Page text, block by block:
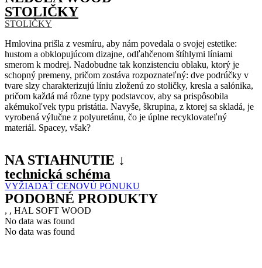
STOLIČKY
STOLIČKY
Hmlovina prišla z vesmíru, aby nám povedala o svojej estetike:
hustom a obklopujúcom dizajne, odľahčenom štíhlymi líniami
smerom k modrej. Nadobudne tak konzistenciu oblaku, ktorý je
schopný premeny, pričom zostáva rozpoznateľný: dve podrúčky v
tvare slzy charakterizujú líniu zloženú zo stoličky, kresla a salónika,
pričom každá má rôzne typy podstavcov, aby sa prispôsobila
akémukoľvek typu pristátia. Navyše, škrupina, z ktorej sa skladá, je
vyrobená výlučne z polyuretánu, čo je úplne recyklovateľný
materiál. Spacey, však?
NA STIAHNUTIE ↓
technická schéma
VYŽIADAŤ CENOVÚ PONUKU
PODOBNÉ PRODUKTY
, , HAL SOFT WOOD
No data was found
No data was found